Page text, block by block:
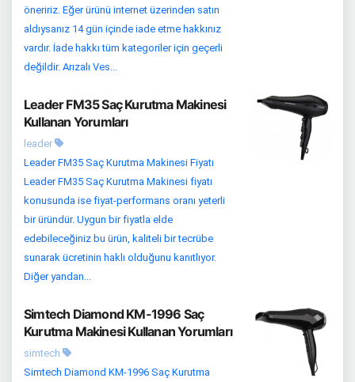
öneririz. Eğer ürünü internet üzerinden satın
aldıysanız 14 gün içinde iade etme hakkınız
vardır. İade hakkı tüm kategoriler için geçerli
değildir. Arızalı Ves...
Leader FM35 Saç Kurutma Makinesi
Kullanan Yorumları
leader
Leader FM35 Saç Kurutma Makinesi Fiyatı
Leader FM35 Saç Kurutma Makinesi fiyatı
konusunda ise fiyat-performans oranı yeterli
bir üründür. Uygun bir fiyatla elde
edebileceğiniz bu ürün, kaliteli bir tecrübe
sunarak ücretinin haklı olduğunu kanıtlıyor.
Diğer yandan...
Simtech Diamond KM-1996 Saç
Kurutma Makinesi Kullanan Yorumları
simtech
Simtech Diamond KM-1996 Saç Kurutma